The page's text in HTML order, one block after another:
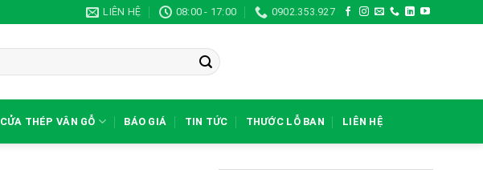
LIÊN HỆ 08:00 - 17:00 0902.353.927
CỬA THÉP VÂN GỖ BÁO GIÁ TIN TỨC THƯỚC LỖ BAN LIÊN HỆ